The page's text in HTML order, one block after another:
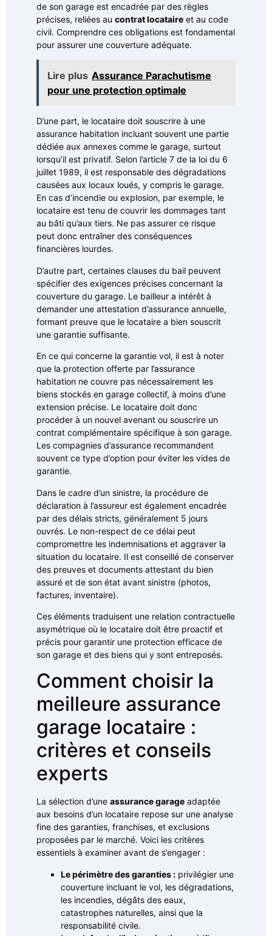
de son garage est encadrée par des règles
précises, reliées au contrat locataire et au code
civil. Comprendre ces obligations est fondamental
pour assurer une couverture adéquate.
Lire plus Assurance Parachutisme
pour une protection optimale
D’une part, le locataire doit souscrire à une
assurance habitation incluant souvent une partie
dédiée aux annexes comme le garage, surtout
lorsqu’il est privatif. Selon l’article 7 de la loi du 6
juillet 1989, il est responsable des dégradations
causées aux locaux loués, y compris le garage.
En cas d’incendie ou explosion, par exemple, le
locataire est tenu de couvrir les dommages tant
au bâti qu’aux tiers. Ne pas assurer ce risque
peut donc entraîner des conséquences
financières lourdes.
D’autre part, certaines clauses du bail peuvent
spécifier des exigences précises concernant la
couverture du garage. Le bailleur a intérêt à
demander une attestation d’assurance annuelle,
formant preuve que le locataire a bien souscrit
une garantie suffisante.
En ce qui concerne la garantie vol, il est à noter
que la protection offerte par l’assurance
habitation ne couvre pas nécessairement les
biens stockés en garage collectif, à moins d’une
extension précise. Le locataire doit donc
procéder à un nouvel avenant ou souscrire un
contrat complémentaire spécifique à son garage.
Les compagnies d’assurance recommandent
souvent ce type d’option pour éviter les vides de
garantie.
Dans le cadre d’un sinistre, la procédure de
déclaration à l’assureur est également encadrée
par des délais stricts, généralement 5 jours
ouvrés. Le non-respect de ce délai peut
compromettre les indemnisations et aggraver la
situation du locataire. Il est conseillé de conserver
des preuves et documents attestant du bien
assuré et de son état avant sinistre (photos,
factures, inventaire).
Ces éléments traduisent une relation contractuelle
asymétrique où le locataire doit être proactif et
précis pour garantir une protection efficace de
son garage et des biens qui y sont entreposés.
Comment choisir la
meilleure assurance
garage locataire :
critères et conseils
experts
La sélection d’une assurance garage adaptée
aux besoins d’un locataire repose sur une analyse
fine des garanties, franchises, et exclusions
proposées par le marché. Voici les critères
essentiels à examiner avant de s’engager :
Le périmètre des garanties : privilégier une
couverture incluant le vol, les dégradations,
les incendies, dégâts des eaux,
catastrophes naturelles, ainsi que la
responsabilité civile.